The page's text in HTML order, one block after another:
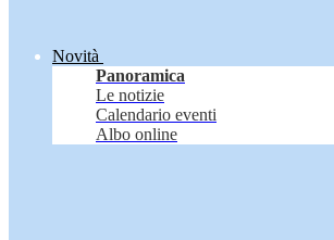
Novità
Panoramica
Le notizie
Calendario eventi
Albo online